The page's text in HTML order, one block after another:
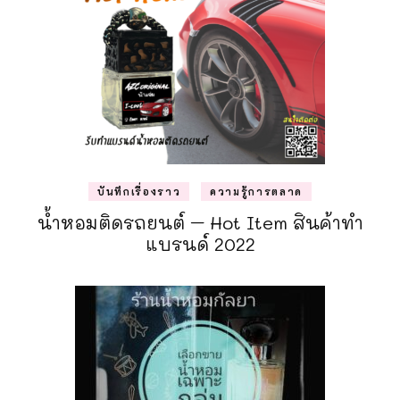
บันทึกเรื่องราว ความรู้การตลาด
น้ำหอมติดรถยนต์ – Hot Item สินค้าทำ
แบรนด์ 2022